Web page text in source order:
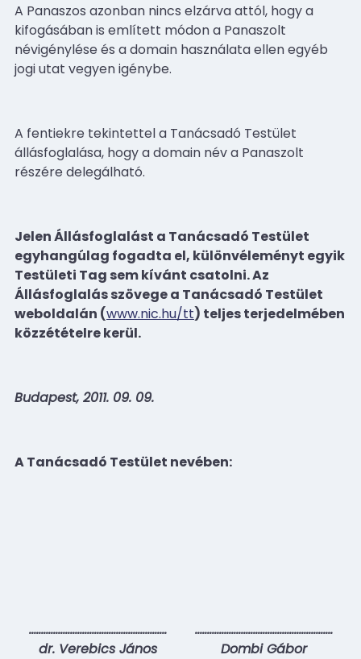
A Panaszos azonban nincs elzárva attól, hogy a
kifogásában is említett módon a Panaszolt
névigénylése és a domain használata ellen egyéb
jogi utat vegyen igénybe.
A fentiekre tekintettel a Tanácsadó Testület
állásfoglalása, hogy a domain név a Panaszolt
részére delegálható.
Jelen Állásfoglalást a Tanácsadó Testület
egyhangúlag fogadta el, különvéleményt egyik
Testületi Tag sem kívánt csatolni. Az
Állásfoglalás szövege a Tanácsadó Testület
weboldalán (www.nic.hu/tt) teljes terjedelmében
közzétételre kerül.
Budapest, 2011. 09. 09.
A Tanácsadó Testület nevében:
…………………………………………………
dr. Verebics János
…………………………………………………
Dombi Gábor